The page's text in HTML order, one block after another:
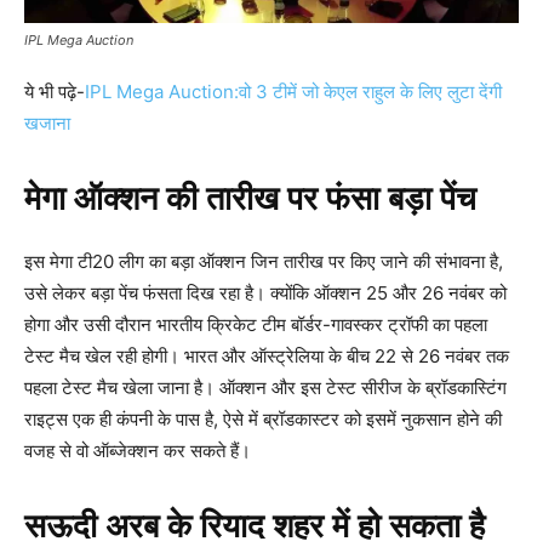
IPL Mega Auction
ये भी पढ़े-IPL Mega Auction:वो 3 टीमें जो केएल राहुल के लिए लुटा देंगी
खजाना
मेगा ऑक्शन की तारीख पर फंसा बड़ा पेंच
इस मेगा टी20 लीग का बड़ा ऑक्शन जिन तारीख पर किए जाने की संभावना है,
उसे लेकर बड़ा पेंच फंसता दिख रहा है। क्योंकि ऑक्शन 25 और 26 नवंबर को
होगा और उसी दौरान भारतीय क्रिकेट टीम बॉर्डर-गावस्कर ट्रॉफी का पहला
टेस्ट मैच खेल रही होगी। भारत और ऑस्ट्रेलिया के बीच 22 से 26 नवंबर तक
पहला टेस्ट मैच खेला जाना है। ऑक्शन और इस टेस्ट सीरीज के ब्रॉडकास्टिंग
राइट्स एक ही कंपनी के पास है, ऐसे में ब्रॉडकास्टर को इसमें नुकसान होने की
वजह से वो ऑब्जेक्शन कर सकते हैं।
सऊदी अरब के रियाद शहर में हो सकता है